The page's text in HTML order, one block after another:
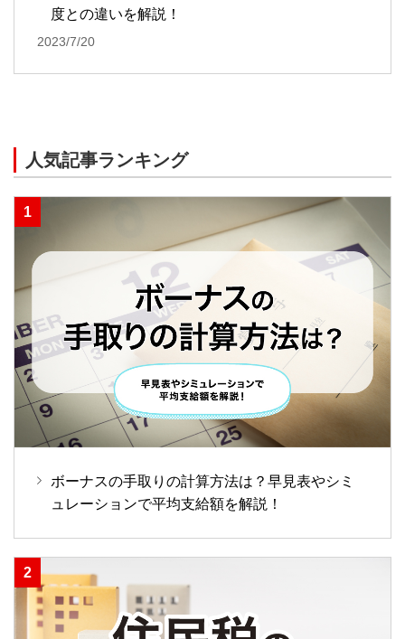
度との違いを解説！
2023/7/20
人気記事ランキング
ボーナスの手取りの計算方法は？早見表やシミ
ュレーションで平均支給額を解説！